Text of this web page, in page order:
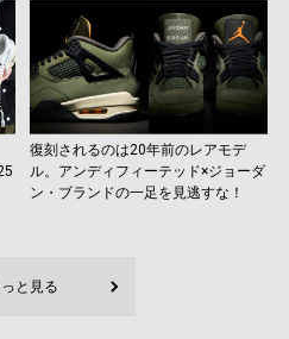
復刻されるのは20年前のレアモデ
ル。アンディフィーテッド×ジョーダ
ン・ブランドの一足を見逃すな！
っと見る